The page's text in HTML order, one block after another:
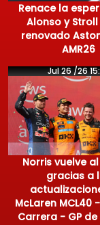
Renace la
Alonso y
renovado
AMR26
Jul 26 /26
Norris vuelve
gracias a
McLaren MCL40
Carrera - GP